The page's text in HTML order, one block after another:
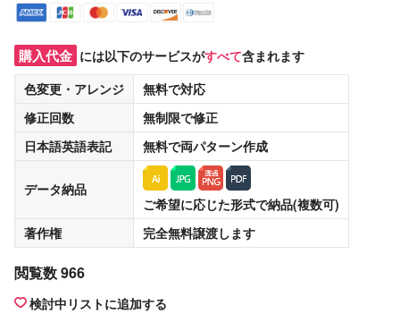
購入代金 には以下のサービスがすべて含まれます
色変更・アレンジ
無料で対応
修正回数
無制限で修正
日本語英語表記
無料で両パターン作成
データ納品
ご希望に応じた形式で納品(複数可)
著作権
完全無料譲渡します
閲覧数 966
検討中リストに追加する